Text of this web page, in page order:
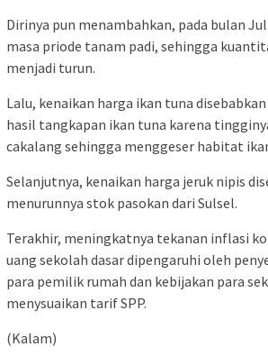
Dirinya pun menambahkan, pada bulan
masa priode tanam padi, sehingga
menjadi turun.
Lalu, kenaikan harga ikan tuna
hasil tangkapan ikan tuna karena
cakalang sehingga menggeser habitat
Selanjutnya, kenaikan harga jeruk nipis
menurunnya stok pasokan dari Sulsel.
Terakhir, meningkatnya tekanan inflasi
uang sekolah dasar dipengaruhi oleh
para pemilik rumah dan kebijakan para
menysuaikan tarif SPP.
(Kalam)